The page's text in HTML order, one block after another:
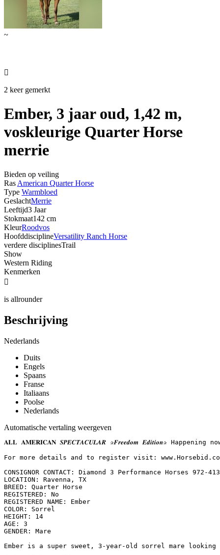
~

2 keer gemerkt
Ember, 3 jaar oud, 1,42 m,
voskleurige Quarter Horse
merrie
Bieden op veiling
Ras American Quarter Horse
Type Warmbloed
GeslachtMerrie
Leeftijd3 Jaar
Stokmaat142 cm
KleurRoodvos
HoofddisciplineVersatility Ranch Horse
verdere disciplinesTrail
Show
Western Riding
Kenmerken

is allrounder
Beschrijving
Nederlands
Duits
Engels
Spaans
Franse
Italiaans
Poolse
Nederlands
Automatische vertaling weergeven
𝐀𝐋𝐋 𝐀𝐌𝐄𝐑𝐈𝐂𝐀𝐍 𝑺𝑷𝑬𝑪𝑻𝑨𝑪𝑼𝑳𝑨𝑹 ✰𝑭𝒓𝒆𝒆𝒅𝒐𝒎 𝑬𝒅𝒊𝒕𝒊𝒐𝒏✰
For more details and to register visit:
CONSIGNOR CONTACT: Diamond 3 Performance Horses 972-
LOCATION: Ravenna, TX
BREED: Quarter Horse
REGISTERED: No
REGISTERED NAME: Ember
COLOR: Sorrel
HEIGHT: 14
AGE: 3
GENDER: Mare
Ember is a super sweet, 3-year-old sorrel mare